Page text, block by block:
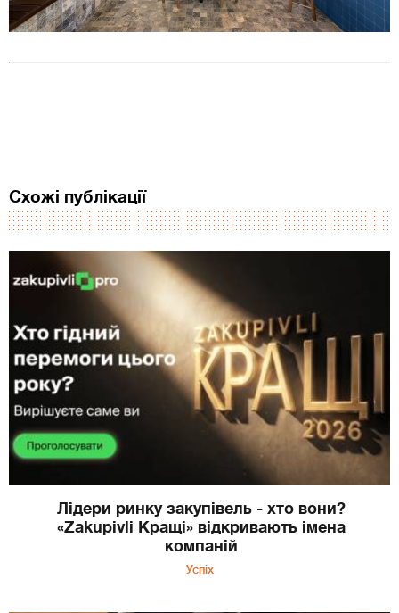
Схожі публікації
Лідери ринку закупівель - хто вони?
«Zakupivli Кращі» відкривають імена
компаній
Успіх